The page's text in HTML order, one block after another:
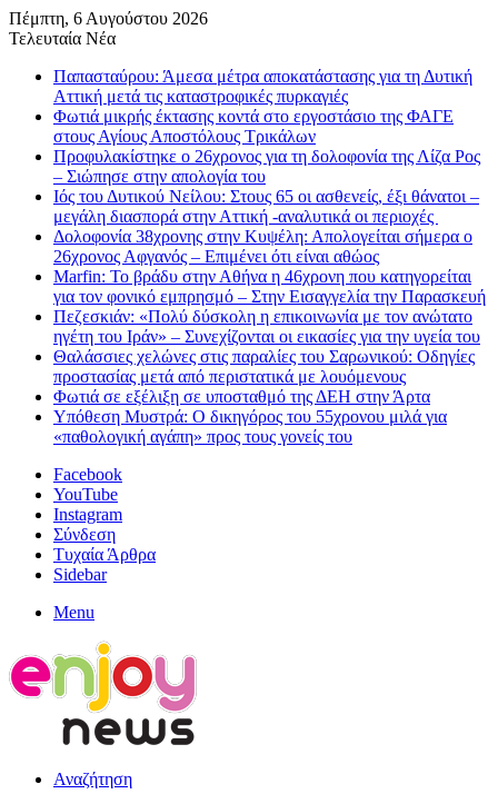
Πέμπτη, 6 Αυγούστου 2026
Τελευταία Νέα
Παπασταύρου: Άμεσα μέτρα αποκατάστασης για τη Δυτική
Αττική μετά τις καταστροφικές πυρκαγιές
Φωτιά μικρής έκτασης κοντά στο εργοστάσιο της ΦΑΓΕ
στους Αγίους Αποστόλους Τρικάλων
Προφυλακίστηκε ο 26χρονος για τη δολοφονία της Λίζα Ρος
– Σιώπησε στην απολογία του
Ιός του Δυτικού Νείλου: Στους 65 οι ασθενείς, έξι θάνατοι –
μεγάλη διασπορά στην Αττική -αναλυτικά οι περιοχές
Δολοφονία 38χρονης στην Κυψέλη: Απολογείται σήμερα ο
26χρονος Αφγανός – Επιμένει ότι είναι αθώος
Marfin: Το βράδυ στην Αθήνα η 46χρονη που κατηγορείται
για τον φονικό εμπρησμό – Στην Εισαγγελία την Παρασκευή
Πεζεσκιάν: «Πολύ δύσκολη η επικοινωνία με τον ανώτατο
ηγέτη του Ιράν» – Συνεχίζονται οι εικασίες για την υγεία του
Θαλάσσιες χελώνες στις παραλίες του Σαρωνικού: Οδηγίες
προστασίας μετά από περιστατικά με λουόμενους
Φωτιά σε εξέλιξη σε υποσταθμό της ΔΕΗ στην Άρτα
Υπόθεση Μυστρά: Ο δικηγόρος του 55χρονου μιλά για
«παθολογική αγάπη» προς τους γονείς του
Facebook
YouTube
Instagram
Σύνδεση
Τυχαία Άρθρα
Sidebar
Menu
Αναζήτηση